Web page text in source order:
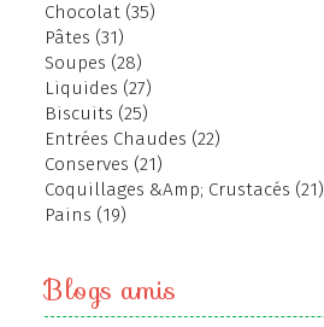
Chocolat (35)
Pâtes (31)
Soupes (28)
Liquides (27)
Biscuits (25)
Entrées Chaudes (22)
Conserves (21)
Coquillages &Amp; Crustacés (21)
Pains (19)
Blogs amis